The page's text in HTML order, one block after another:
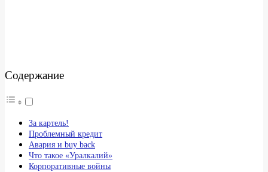
Содержание
За картель!
Проблемный кредит
Авария и buy back
Что такое «Уралкалий»
Корпоративные войны